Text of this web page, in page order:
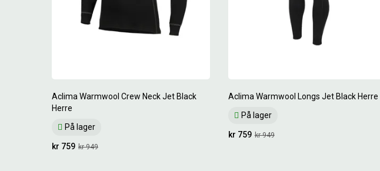
Aclima Warmwool Crew Neck Jet Black
Herre
På lager
kr 949
kr 759
Aclima Warmwool Longs Jet Black Herre
På lager
kr 949
kr 759